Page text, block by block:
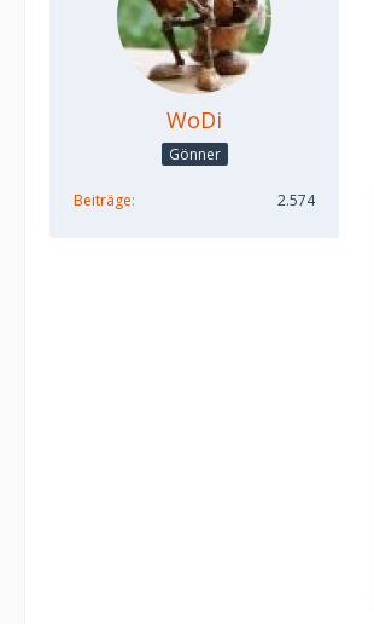
WoDi
Gönner
Beiträge 2.574